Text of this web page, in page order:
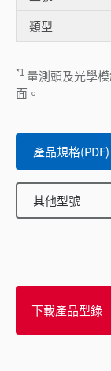
類型
*1 量測頭及光學
面。
產品規格(PDF)
其他型號
下載產品型錄